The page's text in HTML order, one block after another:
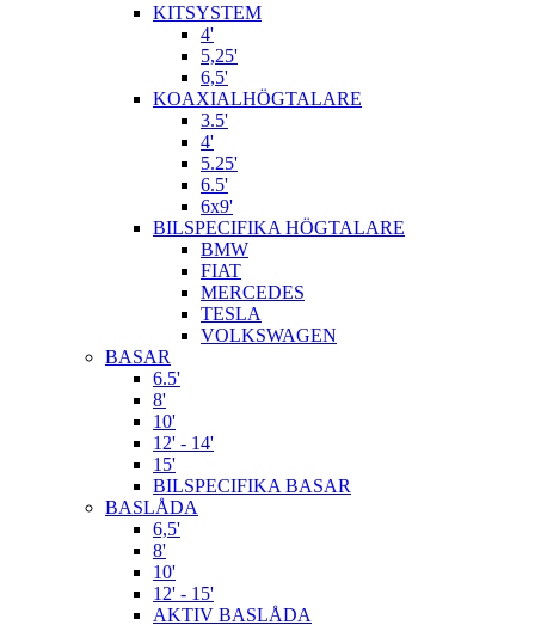
KITSYSTEM
4'
5,25'
6,5'
KOAXIALHÖGTALARE
3.5'
4'
5.25'
6.5'
6x9'
BILSPECIFIKA HÖGTALARE
BMW
FIAT
MERCEDES
TESLA
VOLKSWAGEN
BASAR
6.5'
8'
10'
12' - 14'
15'
BILSPECIFIKA BASAR
BASLÅDA
6,5'
8'
10'
12' - 15'
AKTIV BASLÅDA